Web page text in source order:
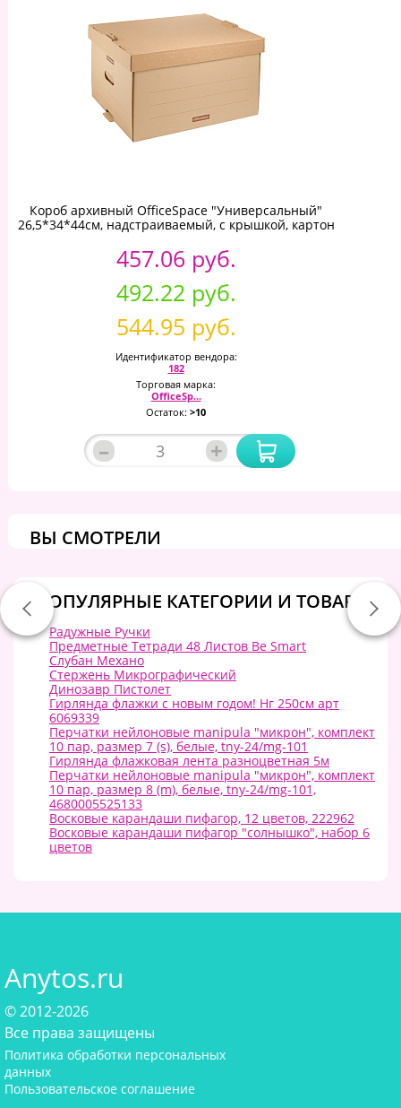
Короб архивный OfficeSpace "Универсальный"
26,5*34*44см, надстраиваемый, с крышкой, картон
457.06 руб.
492.22 руб.
544.95 руб.
Идентификатор вендора:
182
Торговая марка:
OfficeSp...
Остаток: >10
– +
ВЫ СМОТРЕЛИ
ПОПУЛЯРНЫЕ КАТЕГОРИИ И ТОВАРЫ:
Радужные Ручки
Предметные Тетради 48 Листов Be Smart
Слубан Механо
Стержень Микрографический
Динозавр Пистолет
Гирлянда флажки с новым годом! Нг 250см арт
6069339
Перчатки нейлоновые manipula "микрон", комплект
10 пар, размер 7 (s), белые, tny-24/mg-101
Гирлянда флажковая лента разноцветная 5м
Перчатки нейлоновые manipula "микрон", комплект
10 пар, размер 8 (m), белые, tny-24/mg-101,
4680005525133
Восковые карандаши пифагор, 12 цветов, 222962
Восковые карандаши пифагор "солнышко", набор 6
цветов
Anytos.ru
© 2012-2026
Все права защищены
Политика обработки персональных
данных
Пользовательское соглашение